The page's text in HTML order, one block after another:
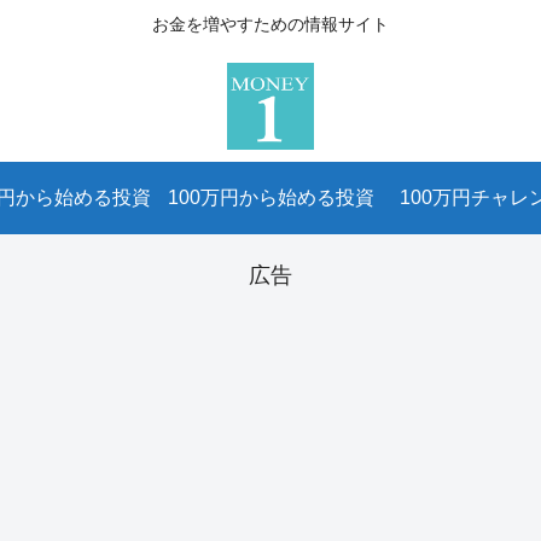
お金を増やすための情報サイト
から始める投資 100万円から始める投資 100万円チャレ
広告